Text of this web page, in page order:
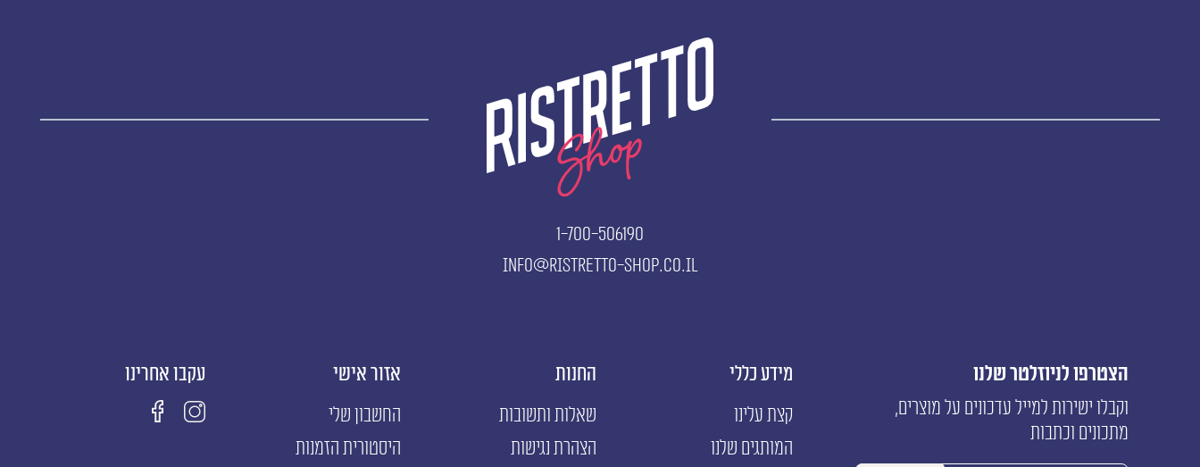
1-700-506190
info@ristretto-shop.co.il
הצטרפו לניוזלטר שלנו
וקבלו ישירות למייל עדכונים על מוצרים,
מתכונים וכתבות
מידע כללי
קצת עלינו
המותגים שלנו
החנות
שאלות ותשובות
הצהרת נגישות
אזור אישי
החשבון שלי
היסטורית הזמנות
עקבו אחרינו